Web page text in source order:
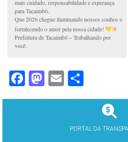
mais cuidado, responsabilidade e esperança
para Tacaimbó.
Que 2026 chegue iluminando nossos sonhos e
fortalecendo o amor pela nossa cidade!
Prefeitura de Tacaimbó – Trabalhando por
você.
Facebook
Mastodon
Email
PORTAL DA